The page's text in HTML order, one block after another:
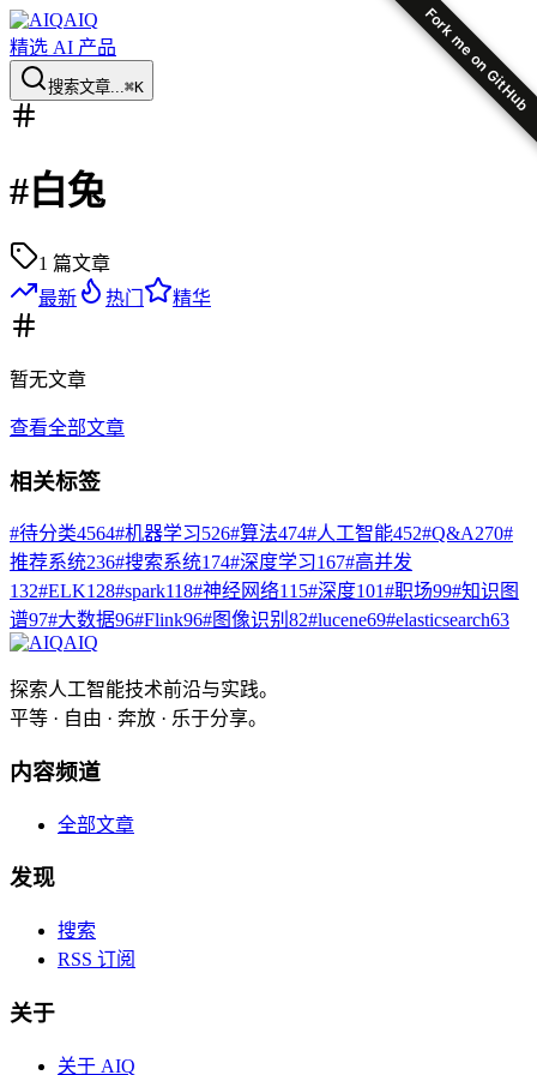
Fork me on GitHub
AIQ
精选 AI 产品
搜索文章...⌘K
#白兔
1 篇文章
最新
热门 精华
暂无文章
查看全部文章
相关标签
#待分类4564#机器学习526#算法474#人工智能452#Q&A270#
推荐系统236#搜索系统174#深度学习167#高并发
132#ELK128#spark118#神经网络115#深度101#职场99#知识图
谱97#大数据96#Flink96#图像识别 82#lucene69#elasticsearch63
AIQ
探索人工智能技术前沿与实践。
平等 · 自由 · 奔放 · 乐于分享。
内容频道
全部文章
发现
搜索
RSS 订阅
关于
关于 AIQ